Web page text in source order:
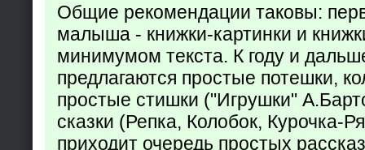
Общие рекомендации таковы:
малыша - книжки-картинки и
минимумом текста. К году и
предлагаются простые потешки,
простые стишки ("Игрушки"
сказки (Репка, Колобок, Курочка-
приходит очередь простых